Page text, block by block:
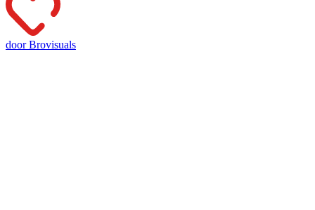
door Brovisuals